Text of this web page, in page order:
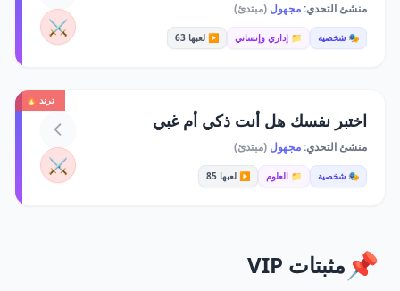
منشئ التحدي:مجهول (مبتدئ)
🎭 شخصية 📁 إداري وإنساني ▶️ لعبها 63 ⚔️
ترند 🔥
اختبر نفسك هل أنت ذكي أم غبي
منشئ التحدي:مجهول (مبتدئ)
🎭 شخصية 📁 العلوم ▶️ لعبها 85 ⚔️
📌 مثبتات VIP